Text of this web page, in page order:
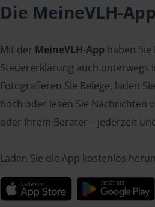
Die MeineVLH-App
Mit der MeineVLH-App haben Sie
Steuererklärung auch unterwegs
Fotografieren Sie Belege, laden
hoch oder lesen Sie Nachrichten
oder Ihrem Berater – jederzeit
Laden Sie die App kostenlos